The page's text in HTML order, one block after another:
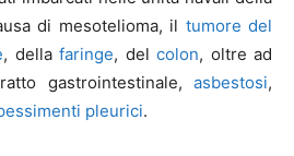
di mesotelioma, il tumore del
, della faringe, del colon, oltre ad
gastrointestinale, asbestosi,
pleurici.